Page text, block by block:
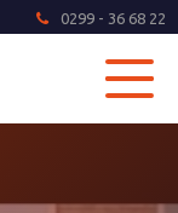
0299 - 36 68 22